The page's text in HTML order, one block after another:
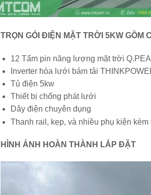
TRỌN GÓI ĐIỆN MẶT TRỜI 5KW GỒM
12 Tấm pin năng lượng mặt trời
Inverter hòa lưới bám tải
Tủ điện 5kw
Thiết bị chống phát lưới
Dây điện chuyên dụng
Thanh rail, kẹp, và nhiều phụ kiện kèm
HÌNH ẢNH HOÀN THÀNH LẮP ĐẶT